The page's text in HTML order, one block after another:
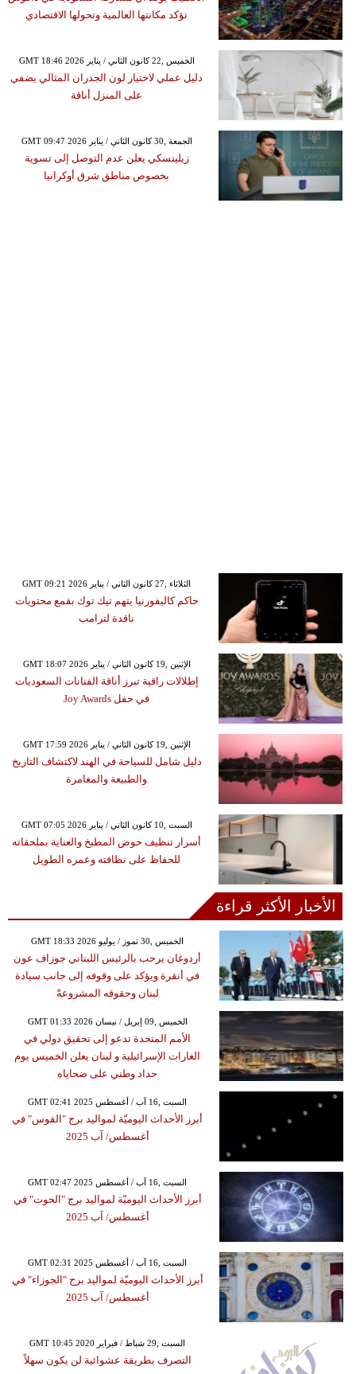
تؤكد مكانتها العالمية وتحولها الاقتصادي
GMT 18:46 2026 الخميس ,22 كانون الثاني / يناير
دليل عملي لاختيار لون الجدران المثالي يضفي
على المنزل أناقة
GMT 09:47 2026 الجمعة ,30 كانون الثاني / يناير
زيلينسكي يعلن عدم التوصل إلى تسوية
بخصوص مناطق شرق أوكرانيا
GMT 09:21 2026 الثلاثاء ,27 كانون الثاني / يناير
حاكم كاليفورنيا يتهم تيك توك بقمع محتويات
ناقدة لترامب
GMT 18:07 2026 الإثنين ,19 كانون الثاني / يناير
إطلالات راقية تبرز أناقة الفنانات السعوديات
في حفل Joy Awards
GMT 17:59 2026 الإثنين ,19 كانون الثاني / يناير
دليل شامل للسياحة في الهند لاكتشاف التاريخ
والطبيعة والمغامرة
GMT 07:05 2026 السبت ,10 كانون الثاني / يناير
أسرار تنظيف حوض المطبخ والعناية بملحقاته
للحفاظ على نظافته وعمره الطويل
الأخبار الأكثر قراءة
GMT 18:33 2026 الخميس ,30 تموز / يوليو
أردوغان يرحب بالرئيس اللبناني جوزاف عون
في أنقرة ويؤكد على وقوفه إلى جانب سيادة
لبنان وحقوقه المشروعةً
GMT 01:33 2026 الخميس ,09 إبريل / نيسان
الأمم المتحدة تدعو إلى تحقيق دولي في
الغارات الإسرائيلية و لبنان يعلن الخميس يوم
حداد وطني على ضحاياه
GMT 02:41 2025 السبت ,16 آب / أغسطس
أبرز الأحداث اليوميّة لمواليد برج "القوس" في
أغسطس/ آب 2025
GMT 02:47 2025 السبت ,16 آب / أغسطس
أبرز الأحداث اليوميّة لمواليد برج "الحوت" في
أغسطس/ آب 2025
GMT 02:31 2025 السبت ,16 آب / أغسطس
أبرز الأحداث اليوميّة لمواليد برج "الجوزاء" في
أغسطس/ آب 2025
GMT 10:45 2020 السبت ,29 شباط / فبراير
التصرف بطريقة عشوائية لن يكون سهلاً